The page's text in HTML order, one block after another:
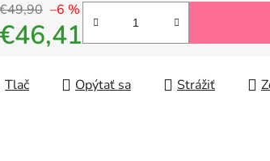
€49,90 –6 %
€46,41
Tlač Opýtať sa Strážiť